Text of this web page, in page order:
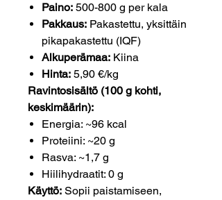
Paino: 500-800 g per kala
Pakkaus: Pakastettu, yksittäin
pikapakastettu (IQF)
Alkuperämaa: Kiina
Hinta: 5,90 €/kg
Ravintosisältö (100 g kohti,
keskimäärin):
Energia: ~96 kcal
Proteiini: ~20 g
Rasva: ~1,7 g
Hiilihydraatit: 0 g
Käyttö: Sopii paistamiseen,